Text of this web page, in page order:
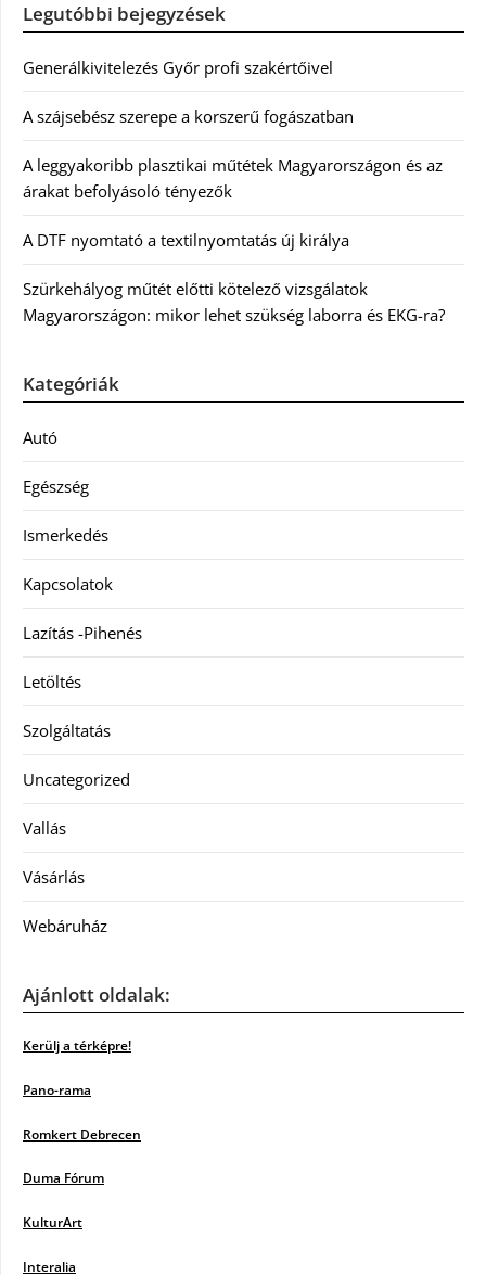
Legutóbbi bejegyzések
Generálkivitelezés Győr profi szakértőivel
A szájsebész szerepe a korszerű fogászatban
A leggyakoribb plasztikai műtétek Magyarországon és az
árakat befolyásoló tényezők
A DTF nyomtató a textilnyomtatás új királya
Szürkehályog műtét előtti kötelező vizsgálatok
Magyarországon: mikor lehet szükség laborra és EKG-ra?
Kategóriák
Autó
Egészség
Ismerkedés
Kapcsolatok
Lazítás -Pihenés
Letöltés
Szolgáltatás
Uncategorized
Vallás
Vásárlás
Webáruház
Ajánlott oldalak:
Kerülj a térképre!
Pano-rama
Romkert Debrecen
Duma Fórum
KulturArt
Interalia